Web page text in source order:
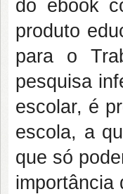
do ebook
produto
para o
pesquisa
escolar, é
escola, a
que só
importância